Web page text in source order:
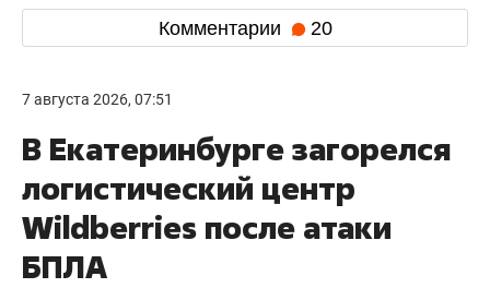
Комментарии 20
7 августа 2026, 07:51
В Екатеринбурге загорелся
логистический центр
Wildberries после атаки
БПЛА